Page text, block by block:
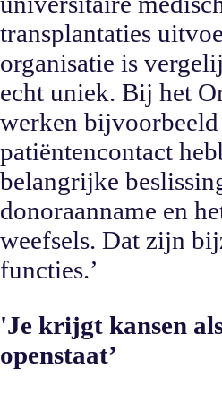
transplantaties
organisatie is
echt uniek. Bij het
werken bijvoorbeeld
patiëntencontact
belangrijke
donoraanname en
weefsels. Dat zijn
functies.’
'Je krijgt kansen
openstaat’